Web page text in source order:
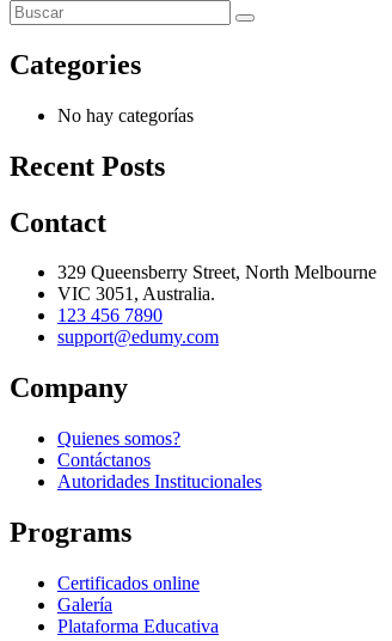
Categories
No hay categorías
Recent Posts
Contact
329 Queensberry Street, North Melbourne
VIC 3051, Australia.
123 456 7890
support@edumy.com
Company
Quienes somos?
Contáctanos
Autoridades Institucionales
Programs
Certificados online
Galería
Plataforma Educativa